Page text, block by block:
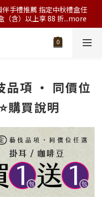
手禮推薦 指定中秋禮盒任
（含）以上享 88 折...more
品項 ‧ 同價位
購買說明